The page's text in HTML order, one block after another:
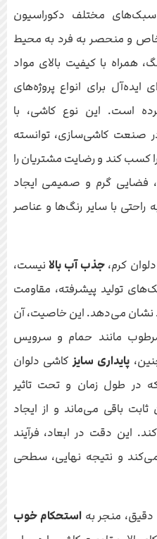
سبک‌های مختلف دکوراسیون
خاص و منحصر به فرد به محیط
همراه با کیفیت بالای مواد
ایده‌آل برای انواع پروژه‌های
است. این نوع کاشی، با
در صنعت کاشی‌سازی، توانسته
کسب کند و رضایت مشتریان را
فضایی گرم و صمیمی ایجاد
با سایر رنگ‌ها و عناصر
کرم، جذب آب بالا نیست،
تولید پیشرفته، مقاومت
نشان می‌دهد. این خاصیت، آن
مانند حمام و سرویس
پایداری سایزکاشی دلوان
که در طول زمان و تحت تاثیر
باقی می‌ماند و از ایجاد
این دقت در ابعاد، فرآیند
و نتیجه نهایی، سطحی
دقیق، منجر به استحکام خوب